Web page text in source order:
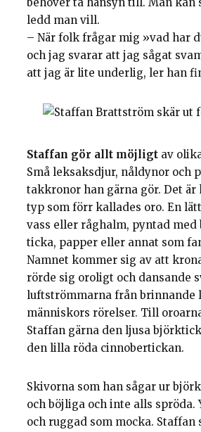
ledd man vill.
– När folk frågar mig »vad har
och jag svarar att jag sågat
att jag är lite underlig, ler han
Staffan gör allt möjligt av
Små leksaksdjur, nåldynor och
takkronor han gärna gör. Det är
typ som förr kallades oro. En
vass eller råghalm, pyntad med
ticka, papper eller annat som
Namnet kommer sig av att
rörde sig oroligt och dansande
luftströmmarna från brinnande
människors rörelser. Till
Staffan gärna den ljusa
den lilla röda cinnobertickan.
Skivorna som han sågar ur
och böjliga och inte alls spröda.
och ruggad som mocka. Staffan